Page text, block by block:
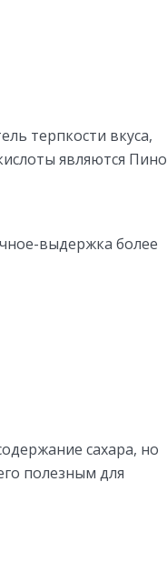
терпкости вкуса,
являются Пино
выдержка более
сахара, но
полезным для